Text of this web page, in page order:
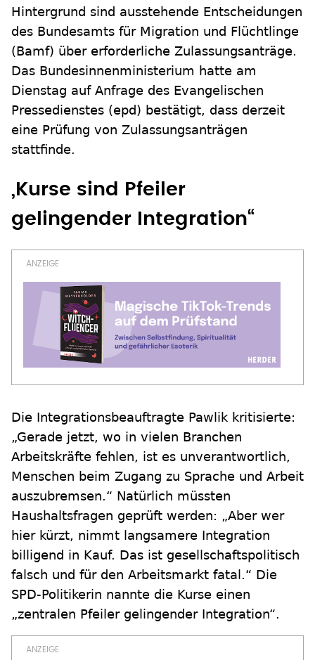
Hintergrund sind ausstehende Entscheidungen
des Bundesamts für Migration und Flüchtlinge
(Bamf) über erforderliche Zulassungsanträge.
Das Bundesinnenministerium hatte am
Dienstag auf Anfrage des Evangelischen
Pressedienstes (epd) bestätigt, dass derzeit
eine Prüfung von Zulassungsanträgen
stattfinde.
„Kurse sind Pfeiler
gelingender Integration“
Die Integrationsbeauftragte Pawlik kritisierte:
„Gerade jetzt, wo in vielen Branchen
Arbeitskräfte fehlen, ist es unverantwortlich,
Menschen beim Zugang zu Sprache und Arbeit
auszubremsen.“ Natürlich müssten
Haushaltsfragen geprüft werden: „Aber wer
hier kürzt, nimmt langsamere Integration
billigend in Kauf. Das ist gesellschaftspolitisch
falsch und für den Arbeitsmarkt fatal.“ Die
SPD-Politikerin nannte die Kurse einen
„zentralen Pfeiler gelingender Integration“.